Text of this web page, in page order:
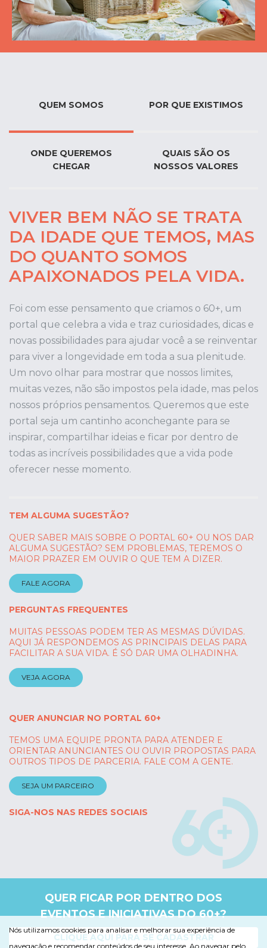
QUEM SOMOS POR QUE EXISTIMOS
ONDE QUEREMOS
CHEGAR
QUAIS SÃO OS
NOSSOS VALORES
VIVER BEM NÃO SE TRATA
DA IDADE QUE TEMOS, MAS
DO QUANTO SOMOS
APAIXONADOS PELA VIDA.
Foi com esse pensamento que criamos o 60+, um
portal que celebra a vida e traz curiosidades, dicas e
novas possibilidades para ajudar você a se reinventar
para viver a longevidade em toda a sua plenitude.
Um novo olhar para mostrar que nossos limites,
muitas vezes, não são impostos pela idade, mas pelos
nossos próprios pensamentos. Queremos que este
portal seja um cantinho aconchegante para se
inspirar, compartilhar ideias e ficar por dentro de
todas as incríveis possibilidades que a vida pode
oferecer nesse momento.
TEM ALGUMA SUGESTÃO?
QUER SABER MAIS SOBRE O PORTAL 60+ OU NOS DAR
ALGUMA SUGESTÃO? SEM PROBLEMAS, TEREMOS O
MAIOR PRAZER EM OUVIR O QUE TEM A DIZER.
FALE AGORA
PERGUNTAS FREQUENTES
MUITAS PESSOAS PODEM TER AS MESMAS DÚVIDAS.
AQUI JÁ RESPONDEMOS AS PRINCIPAIS DELAS PARA
FACILITAR A SUA VIDA. É SÓ DAR UMA OLHADINHA.
VEJA AGORA
QUER ANUNCIAR NO PORTAL 60+
TEMOS UMA EQUIPE PRONTA PARA ATENDER E
ORIENTAR ANUNCIANTES OU OUVIR PROPOSTAS PARA
OUTROS TIPOS DE PARCERIA. FALE COM A GENTE.
SEJA UM PARCEIRO
SIGA-NOS NAS REDES SOCIAIS
QUER FICAR POR DENTRO DOS
EVENTOS E INICIATIVAS DO 60+?
CLIQUE AQUI PARA SE CADASTRAR
Nós utilizamos cookies para analisar e melhorar sua experiência de
navegação e recomendar conteúdos de seu interesse. Ao navegar pelo